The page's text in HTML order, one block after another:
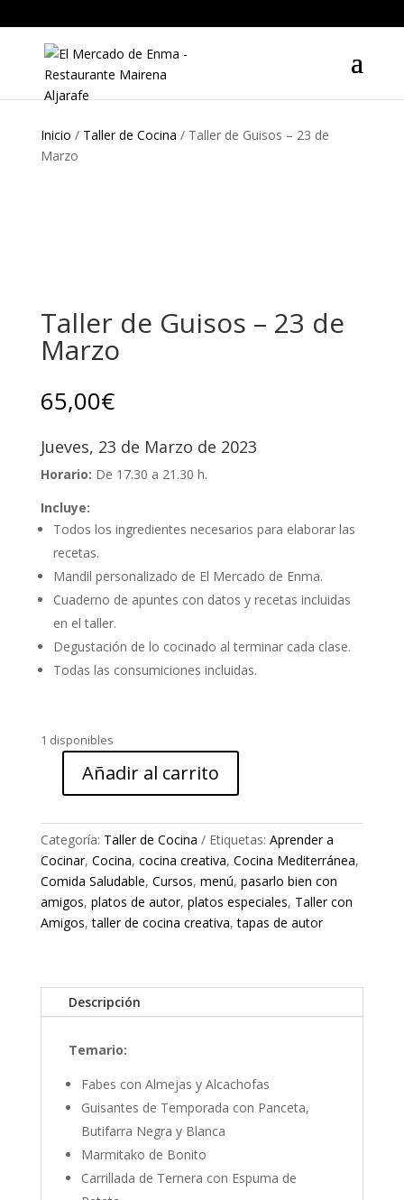
Inicio / Taller de Cocina / Taller de Guisos – 23 de
Marzo
Taller de Guisos – 23 de
Marzo
65,00€
Jueves, 23 de Marzo de 2023
Horario: De 17.30 a 21.30 h.
Incluye:
Todos los ingredientes necesarios para elaborar las
recetas.
Mandil personalizado de El Mercado de Enma.
Cuaderno de apuntes con datos y recetas incluidas
en el taller.
Degustación de lo cocinado al terminar cada clase.
Todas las consumiciones incluidas.
1 disponibles
Guisos
-
23
de
Marzo
cantidad
Añadir al carrito
Categoría: Taller de Cocina Etiquetas: Aprender a
Cocinar, Cocina, cocina creativa, Cocina Mediterránea,
Comida Saludable, Cursos, menú, pasarlo bien con
amigos, platos de autor, platos especiales, Taller con
Amigos,taller de cocina creativa,tapas de autor
Descripción
Temario:
Fabes con Almejas y Alcachofas
Guisantes de Temporada con Panceta,
Butifarra Negra y Blanca
Marmitako de Bonito
Carrillada de Ternera con Espuma de